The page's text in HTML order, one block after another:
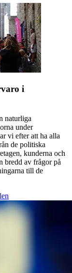
i
naturliga
under
vi efter att ha alla
de politiska
kunderna och
bredd av frågor på
till de